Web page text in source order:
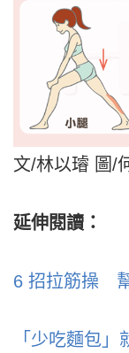
文/林以璿 圖/
延伸閱讀：
6 招拉筋操
「少吃麵包